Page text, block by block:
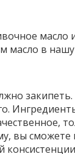
масло
масло в
вы сможете